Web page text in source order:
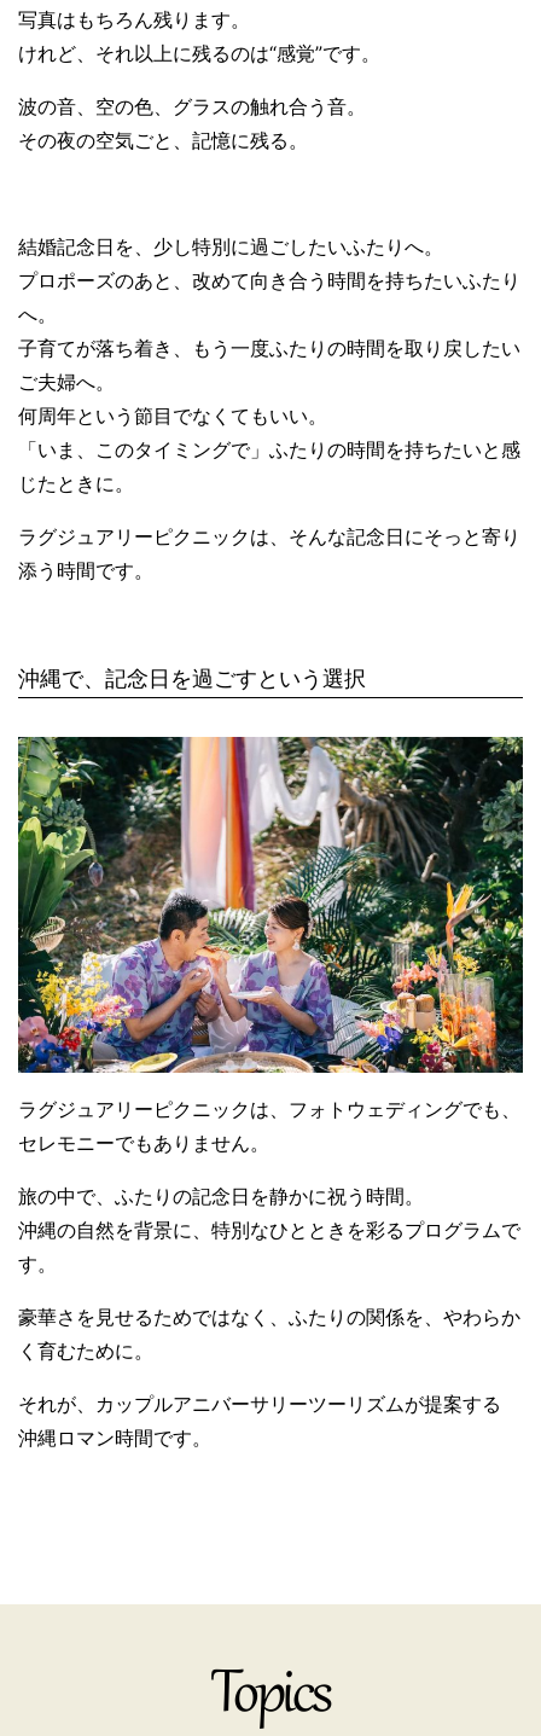
写真はもちろん残ります。
けれど、それ以上に残るのは“感覚”です。
波の音、空の色、グラスの触れ合う音。
その夜の空気ごと、記憶に残る。
結婚記念日を、少し特別に過ごしたいふたりへ。
プロポーズのあと、改めて向き合う時間を持ちたいふたり
へ。
子育てが落ち着き、もう一度ふたりの時間を取り戻したい
ご夫婦へ。
何周年という節目でなくてもいい。
「いま、このタイミングで」ふたりの時間を持ちたいと感
じたときに。
ラグジュアリーピクニックは、そんな記念日にそっと寄り
添う時間です。
沖縄で、記念日を過ごすという選択
ラグジュアリーピクニックは、フォトウェディングでも、
セレモニーでもありません。
旅の中で、ふたりの記念日を静かに祝う時間。
沖縄の自然を背景に、特別なひとときを彩るプログラムで
す。
豪華さを見せるためではなく、ふたりの関係を、やわらか
く育むために。
それが、カップルアニバーサリーツーリズムが提案する
沖縄ロマン時間です。
Topics